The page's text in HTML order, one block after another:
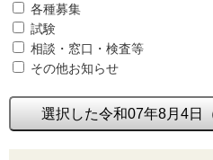
各種募集
試験
相談・窓口・検査等
その他お知らせ
選択した令和07年8月4日